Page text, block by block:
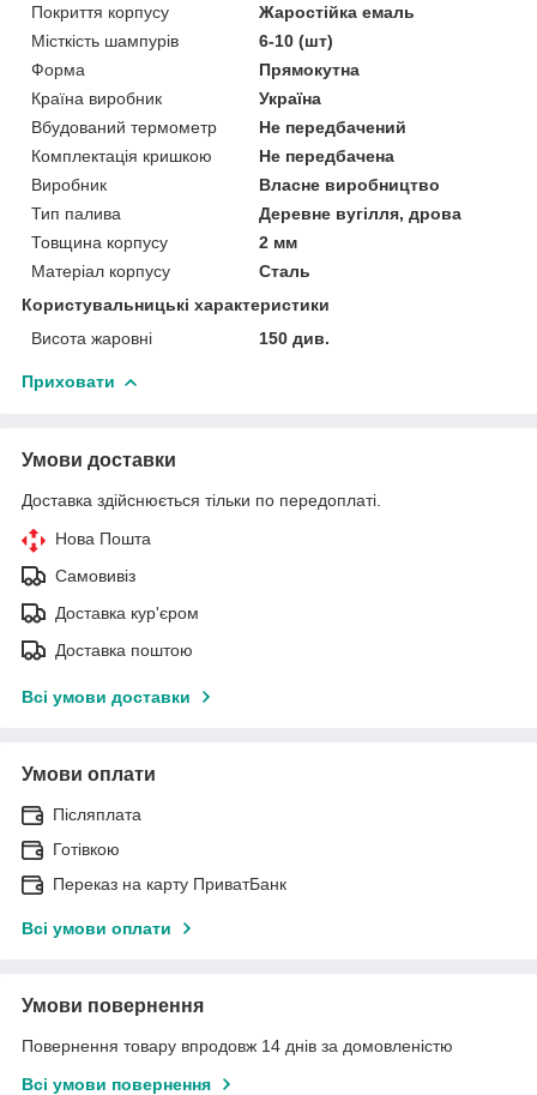
Покриття корпусу
Жаростійка емаль
Місткість шампурів
6-10 (шт)
Форма
Прямокутна
Країна виробник
Україна
Вбудований термометр
Не передбачений
Комплектація кришкою
Не передбачена
Виробник
Власне виробництво
Тип палива
Деревне вугілля, дрова
Товщина корпусу
2 мм
Матеріал корпусу
Сталь
Користувальницькі характеристики
Висота жаровні
150 див.
Приховати
Умови доставки
Доставка здійснюється тільки по передоплаті.
Нова Пошта
Самовивіз
Доставка кур'єром
Доставка поштою
Всі умови доставки
Умови оплати
Післяплата
Готівкою
Переказ на карту ПриватБанк
Всі умови оплати
Умови повернення
Повернення товару впродовж 14 днів за домовленістю
Всі умови повернення